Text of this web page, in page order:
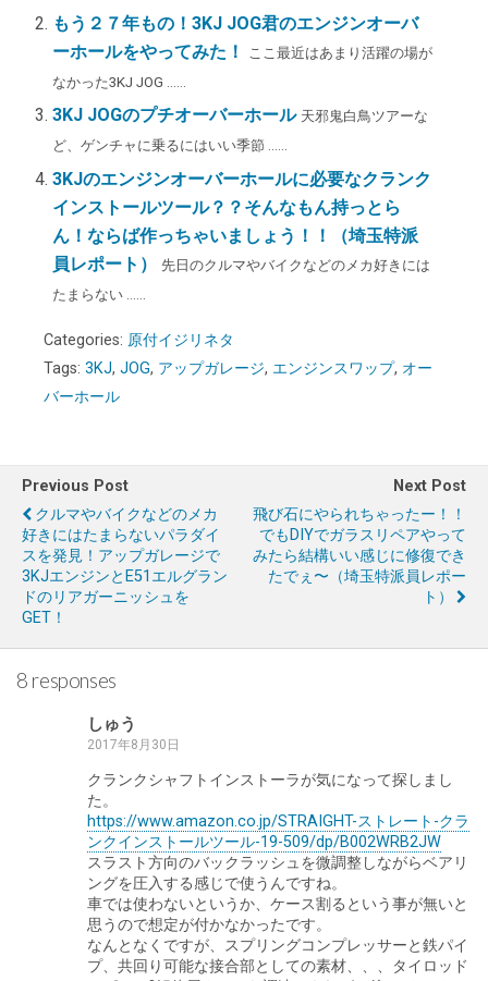
もう２７年もの！3KJ JOG君のエンジンオーバ
ーホールをやってみた！
ここ最近はあまり活躍の場が
なかった3KJ JOG ......
3KJ JOGのプチオーバーホール 天邪鬼白鳥ツアーな
ど、ゲンチャに乗るにはいい季節 ......
3KJのエンジンオーバーホールに必要なクランク
インストールツール？？そんなもん持っとら
ん！ならば作っちゃいましょう！！（埼玉特派
員レポート）
先日のクルマやバイクなどのメカ好きには
たまらない ......
Categories: 原付イジリネタ
Tags: 3KJ, JOG, アップガレージ, エンジンスワップ, オー
バーホール
Previous Post
クルマやバイクなどのメカ
好きにはたまらないパラダイ
スを発見！アップガレージで
3KJエンジンとE51エルグラン
ドのリアガーニッシュを
GET！
Next Post
飛び石にやられちゃったー！！
でもDIYでガラスリペアやって
みたら結構いい感じに修復でき
たでぇ〜（埼玉特派員レポー
ト）
8 responses
しゅう
2017年8月30日
クランクシャフトインストーラが気になって探しまし
た。
https://www.amazon.co.jp/STRAIGHT-ストレート-クラ
ンクインストールツール-19-509/dp/B002WRB2JW
スラスト方向のバックラッシュを微調整しながらベアリ
ングを圧入する感じで使うんですね。
車では使わないというか、ケース割るという事が無いと
思うので想定が付かなかったです。
なんとなくですが、スプリングコンプレッサーと鉄パイ
プ、共回り可能な接合部としての素材、、、タイロッド